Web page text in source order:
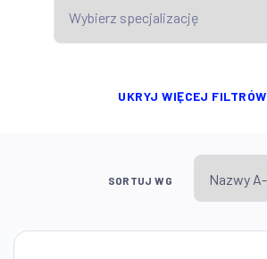
UKRYJ WIĘCEJ FILTRÓW
SORTUJ WG